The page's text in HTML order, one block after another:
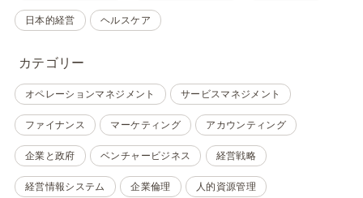
日本的経営 ヘルスケア
カテゴリー
オペレーションマネジメント サービスマネジメント
ファイナンス マーケティング アカウンティング
企業と政府 ベンチャービジネス 経営戦略
経営情報システム 企業倫理 人的資源管理